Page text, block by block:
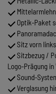
Optik-Paket
Sitz vorn
Sitzbezug /
Logo-Prägung
Sound-
Verglasung